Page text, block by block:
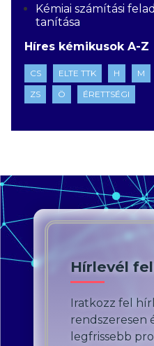
Kémiai számítási
tanítása
Híres kémikusok A-Z
CS ELTE TTK H M
ZS
Ö ÉRETTSÉGI
Hírlevél
Iratkozz fel
rendszeresen
legfrissebb